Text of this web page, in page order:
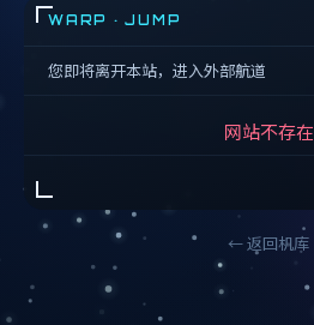
WARP · JUMP
您即将离开本站，进入外部航道
网站不存在
← 返回机库